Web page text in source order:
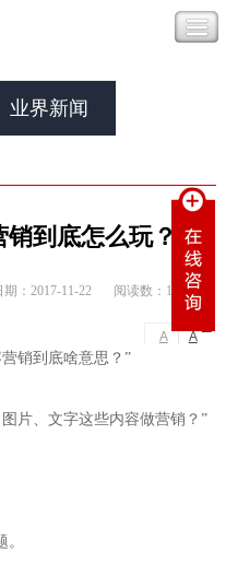
业界新闻
到底怎么玩？
：2017-11-22 阅读数：14070
A A
销到底啥意思？”
片、文字这些内容做营销？”